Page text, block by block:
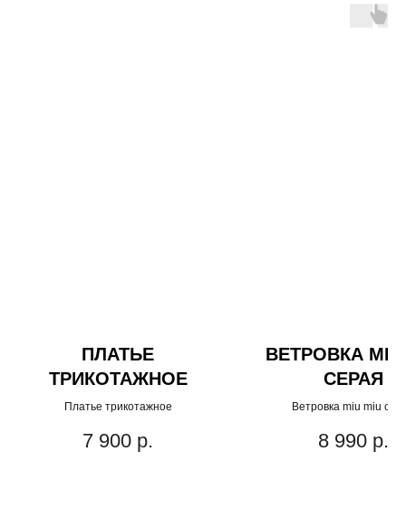
ПЛАТЬЕ
ТРИКОТАЖНОЕ
Платье трикотажное
7 900 р.
ВЕТРОВКА MIU
СЕРАЯ
Ветровка miu miu
8 990 р.